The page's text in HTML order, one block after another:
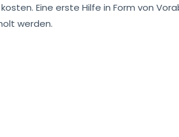
Eine erste Hilfe in Form von
werden.